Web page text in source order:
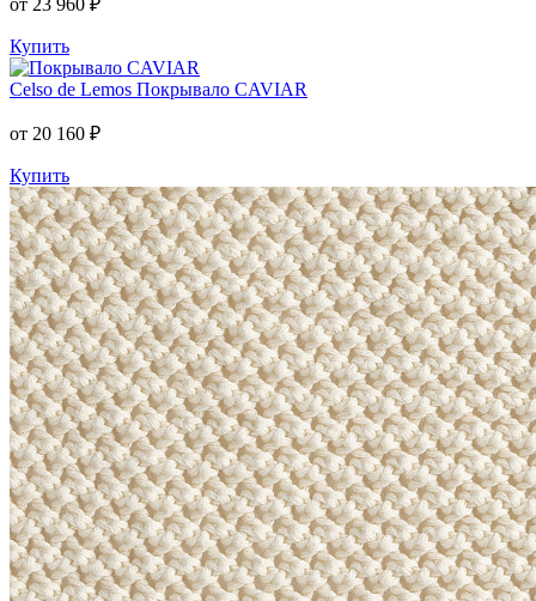
Купить
Celso de Lemos Покрывало CAVIAR
от 20 160 ₽
Купить